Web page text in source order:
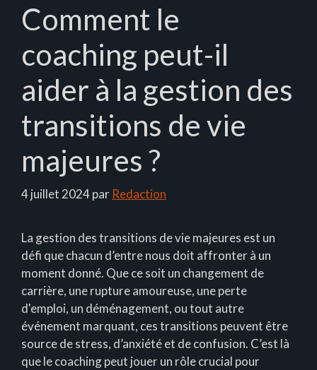
Comment le
coaching peut-il
aider à la gestion des
transitions de vie
majeures ?
4 juillet 2024par Redaction
La gestion des transitions de vie majeures est un
défi que chacun d’entre nous doit affronter à un
moment donné. Que ce soit un changement de
carrière, une rupture amoureuse, une perte
d'emploi, un déménagement, ou tout autre
événement marquant, ces transitions peuvent être
source de stress, d’anxiété et de confusion. C’est là
que le coaching peut jouer un rôle crucial pour